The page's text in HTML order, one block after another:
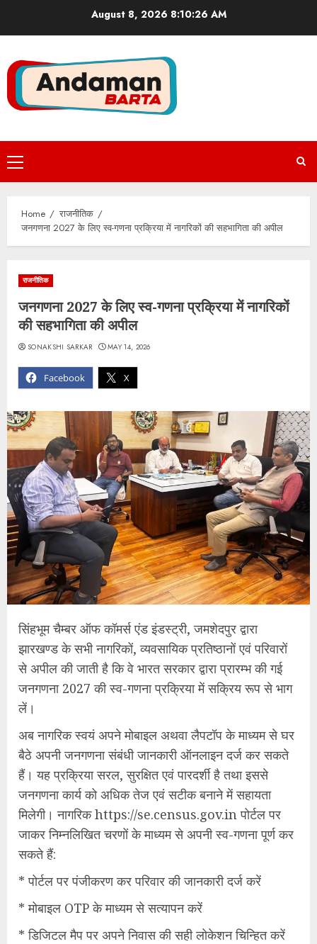
August 8, 2026 8:10:26 AM
Primary
Menu
Home
राजनीतिक
जनगणना 2027 के लिए स्व-गणना प्रक्रिया में नागरिकों की सहभागिता की अपील
राजनीतिक
जनगणना 2027 के लिए स्व-गणना प्रक्रिया में नागरिकों
की सहभागिता की अपील
Facebook X
SONAKSHI SARKAR MAY 14, 2026
सिंहभूम चैम्बर ऑफ कॉमर्स एंड इंडस्ट्री, जमशेदपुर द्वारा
झारखण्ड के सभी नागरिकों, व्यवसायिक प्रतिष्ठानों एवं परिवारों
से अपील की जाती है कि वे भारत सरकार द्वारा प्रारम्भ की गई
जनगणना 2027 की स्व-गणना प्रक्रिया में सक्रिय रूप से भाग
लें।
अब नागरिक स्वयं अपने मोबाइल अथवा लैपटॉप के माध्यम से घर
बैठे अपनी जनगणना संबंधी जानकारी ऑनलाइन दर्ज कर सकते
हैं। यह प्रक्रिया सरल, सुरक्षित एवं पारदर्शी है तथा इससे
जनगणना कार्य को अधिक तेज एवं सटीक बनाने में सहायता
मिलेगी। नागरिक https://se.census.gov.in पोर्टल पर
जाकर निम्नलिखित चरणों के माध्यम से अपनी स्व-गणना पूर्ण कर
सकते हैं:
* पोर्टल पर पंजीकरण कर परिवार की जानकारी दर्ज करें
* मोबाइल OTP के माध्यम से सत्यापन करें
* डिजिटल मैप पर अपने निवास की सही लोकेशन चिन्हित करें